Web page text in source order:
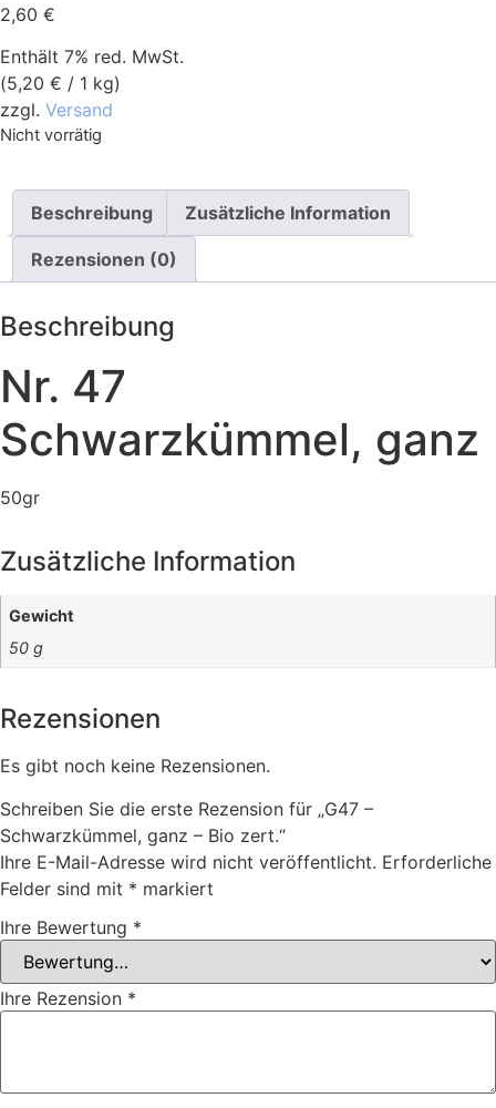
2,60 €
Enthält 7% red. MwSt.
(5,20 € / 1 kg)
zzgl. Versand
Nicht vorrätig
Beschreibung Zusätzliche Information
Rezensionen (0)
Beschreibung
Nr. 47
Schwarzkümmel, ganz
50gr
Zusätzliche Information
Gewicht
50 g
Rezensionen
Es gibt noch keine Rezensionen.
Schreiben Sie die erste Rezension für „G47 –
Schwarzkümmel, ganz – Bio zert.“
Ihre E-Mail-Adresse wird nicht veröffentlicht. Erforderliche
Felder sind mit * markiert
Ihre Bewertung *
Ihre Rezension *